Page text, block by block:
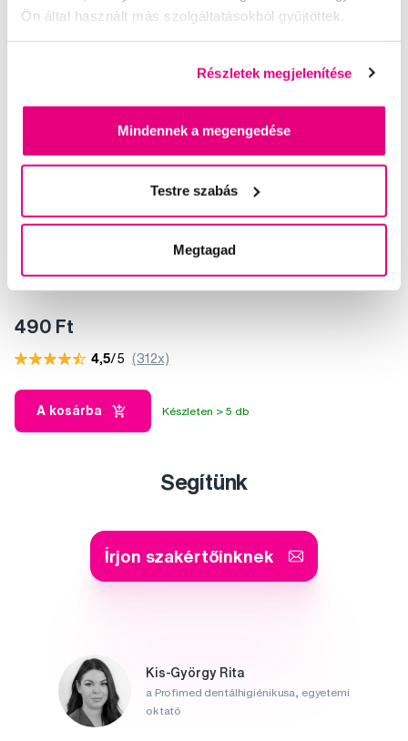
Ön által használt más szolgáltatásokból gyűjtöttek.
Részletek megjelenítése
Mindennek a megengedése
Testre szabás
Megtagad
490 Ft
4,5/5 (312x)
A kosárba Készleten > 5 db
Segítünk
Írjon szakértőinknek
Kis-György Rita
a Profimed dentálhigiénikusa, egyetemi
oktató